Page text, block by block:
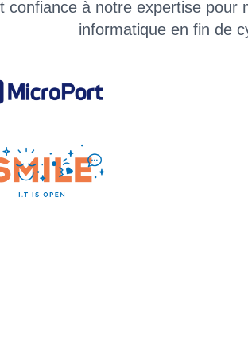
confiance à notre expertise pour
informatique en fin de